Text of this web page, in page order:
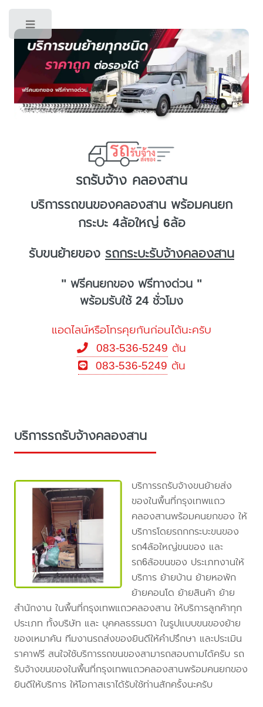
รถรับจ้าง คลองสาน
บริการรถขนของคลองสาน พร้อมคนยก
กระบะ 4ล้อใหญ่ 6ล้อ
รับขนย้ายของ รถกระบะรับจ้างคลองสาน
" ฟรีคนยกของ ฟรีทางด่วน "
พร้อมรับใช้ 24 ชั่วโมง
แอดไลน์หรือโทรคุยกันก่อนได้นะครับ
083-536-5249 ต้น
083-536-5249 ต้น
บริการรถรับจ้างคลองสาน
บริการรถรับจ้างขนย้ายส่ง
ของในพื้นที่กรุงเทพแถว
คลองสานพร้อมคนยกของ ให้
บริการโดยรถกกระบะขนของ
รถ4ล้อใหญ่ขนของ และ
รถ6ล้อขนของ ประเภทงานให้
บริการ ย้ายบ้าน ย้ายหอพัก
ย้ายคอนโด ย้ายสินค้า ย้าย
สำนักงาน ในพื้นที่กรุงเทพแถวคลองสาน ให้บริการลูกค้าทุก
ประเภท ทั้งบริษัท และ บุคคลธรรมดา ในรูปแบบขนของย้าย
ของเหมาคัน ทีมงานรถส่งของยินดีให้คำปรึกษา และประเมิน
ราคาฟรี สนใจใช้บริการรถขนของสามารถสอบถามได้ครับ รถ
รับจ้างขนของในพื้นที่กรุงเทพแถวคลองสานพร้อมคนยกของ
ยินดีให้บริการ ให้โอกาสเราได้รับใช้ท่านสักครั้งนะครับ
Toggle